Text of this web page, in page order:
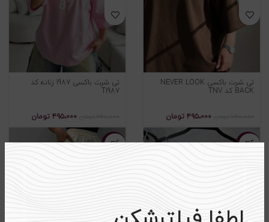
تی شرت باکسی NEVER LOOK
BACK کد TNV
۴۹۵،۰۰۰ تومان
تی شرت باکسی 1987 زنانه کد
T1987
۴۹۵،۰۰۰ تومان
-۲۹% -۲۰%